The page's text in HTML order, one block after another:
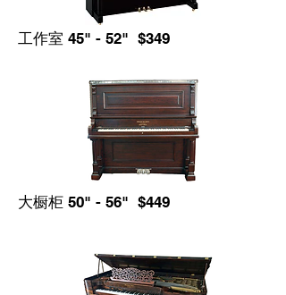
工作室 45" - 52" $349
大橱柜 50" - 56" $449